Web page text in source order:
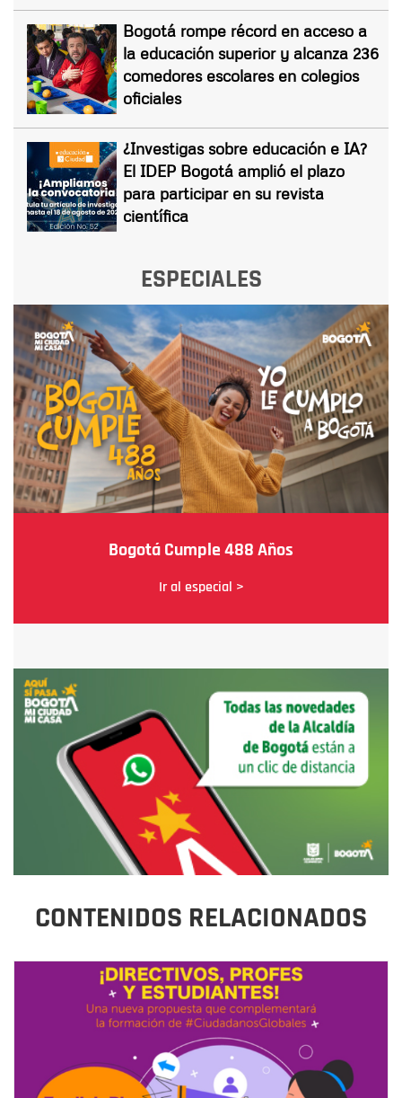
Bogotá rompe récord en acceso a
la educación superior y alcanza 236
comedores escolares en colegios
oficiales
¿Investigas sobre educación e IA?
El IDEP Bogotá amplió el plazo
para participar en su revista
científica
ESPECIALES
Bogotá Cumple 488 Años
Ir al especial >
CONTENIDOS RELACIONADOS